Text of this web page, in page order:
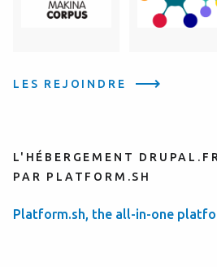
LES REJOINDRE
L'HÉBERGEMENT
PAR PLATFORM.SH
Platform.sh, the all-in-one